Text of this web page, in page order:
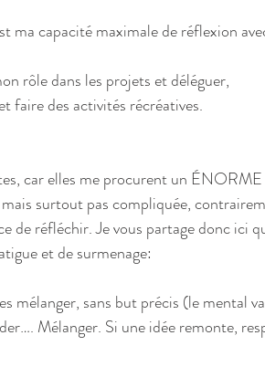
ma capacité maximale de réflexion
rôle dans les projets et déléguer,
faire des activités récréatives.
car elles me procurent un ÉNORME
surtout pas compliquée,
de réfléchir. Je vous partage donc ici
et de surmenage:
mélanger, sans but précis (le mental
Mélanger. Si une idée remonte,